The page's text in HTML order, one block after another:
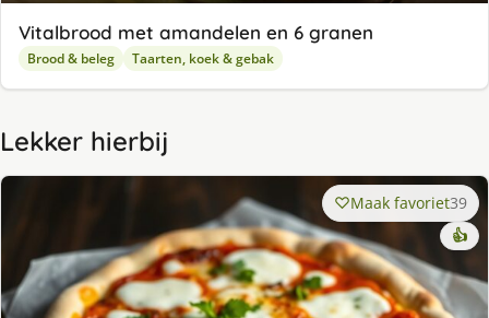
Vitalbrood met amandelen en 6 granen
Brood & beleg Taarten, koek & gebak
Lekker hierbij
Maak favoriet39
👍